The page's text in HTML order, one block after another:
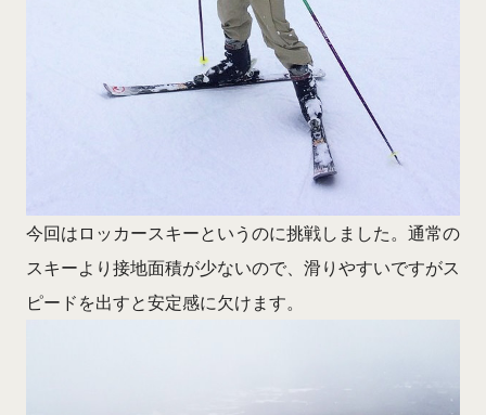
今回はロッカースキーというのに挑戦しました。通常の
スキーより接地面積が少ないので、滑りやすいですがス
ピードを出すと安定感に欠けます。